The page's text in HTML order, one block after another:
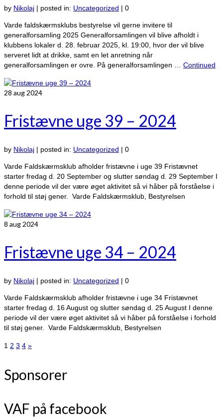
by Nikolaj | posted in: Uncategorized | 0
Varde faldskærmsklubs bestyrelse vil gerne invitere til
generalforsamling 2025 Generalforsamlingen vil blive afholdt i
klubbens lokaler d. 28. februar 2025, kl. 19:00, hvor der vil blive
serveret lidt at drikke, samt en let anretning når
generalforsamlingen er ovre. På generalforsamlingen … Continued
28 aug 2024
Fristævne uge 39 – 2024
by Nikolaj | posted in: Uncategorized | 0
Varde Faldskærmsklub afholder fristævne i uge 39 Fristævnet
starter fredag d. 20 September og slutter søndag d. 29 September I
denne periode vil der være øget aktivitet så vi håber på forståelse i
forhold til støj gener. Varde Faldskærmsklub, Bestyrelsen
8 aug 2024
Fristævne uge 34 – 2024
by Nikolaj | posted in: Uncategorized | 0
Varde Faldskærmsklub afholder fristævne i uge 34 Fristævnet
starter fredag d. 16 August og slutter søndag d. 25 August I denne
periode vil der være øget aktivitet så vi håber på forståelse i forhold
til støj gener. Varde Faldskærmsklub, Bestyrelsen
Indlægsinddeling
1 2 3 4 »
Sponsorer
VAF på facebook